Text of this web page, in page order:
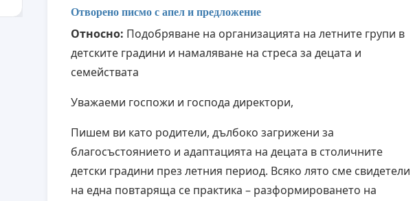
Отворено писмо с апел и предложение
Относно: Подобряване на организацията на летните групи в
детските градини и намаляване на стреса за децата и
семействата
Уважаеми госпожи и господа директори,
Пишем ви като родители, дълбоко загрижени за
благосъстоянието и адаптацията на децата в столичните
детски градини през летния период. Всяко лято сме свидетели
на една повтаряща се практика – разформироването на